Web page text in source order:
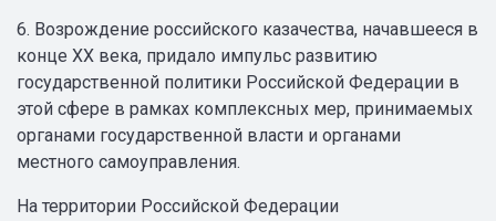
6. Возрождение российского казачества, начавшееся в
конце XX века, придало импульс развитию
государственной политики Российской Федерации в
этой сфере в рамках комплексных мер, принимаемых
органами государственной власти и органами
местного самоуправления.
На территории Российской Федерации